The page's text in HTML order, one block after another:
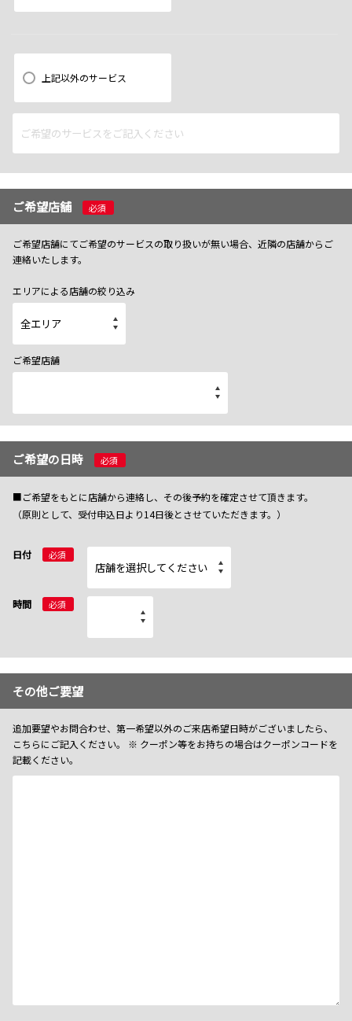
上記以外のサービス
ご希望店舗 必須
ご希望店舗にてご希望のサービスの取り扱いが無い場合、近隣の店舗からご
連絡いたします。
エリアによる店舗の絞り込み
ご希望店舗
ご希望の日時 必須
■ご希望をもとに店舗から連絡し、その後予約を確定させて頂きます。
（原則として、受付申込日より14日後とさせていただきます。）
日付 必須
時間 必須
その他ご要望
追加要望やお問合わせ、第一希望以外のご来店希望日時がございましたら、
こちらにご記入ください。 ※ クーポン等をお持ちの場合はクーポンコードを
記載ください。